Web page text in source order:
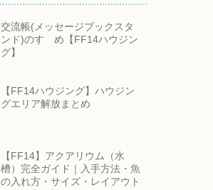
交流帳(メッセージブックスタ
ンド)のすゝめ【FF14ハウジン
グ】
【FF14ハウジング】ハウジン
グエリア解放まとめ
【FF14】アクアリウム（水
槽）完全ガイド｜入手方法・魚
の入れ方・サイズ・レイアウト